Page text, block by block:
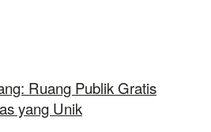
Ruang Publik Gratis
yang Unik